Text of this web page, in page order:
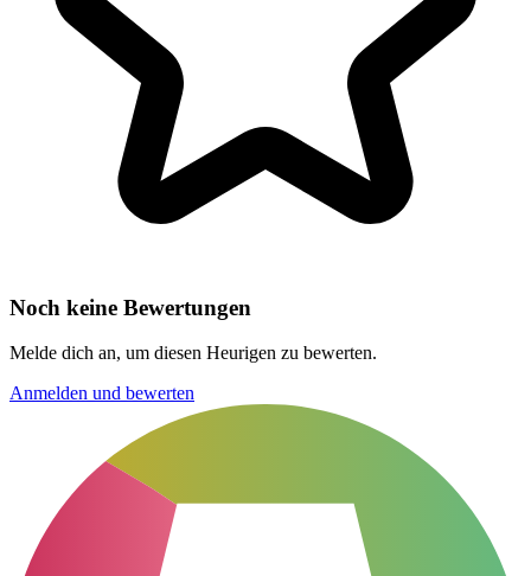
Noch keine Bewertungen
Melde dich an, um diesen Heurigen zu bewerten.
Anmelden und bewerten